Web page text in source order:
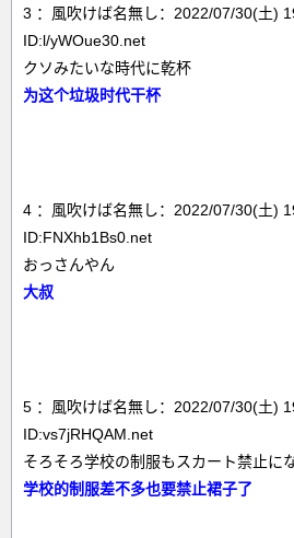
3 ：風吹けば名無し：2022/07/30(土)
ID:l/yWOue30.net
クソみたいな時代に乾杯
为这个垃圾时代干杯
4 ：風吹けば名無し：2022/07/30(土)
ID:FNXhb1Bs0.net
おっさんやん
大叔
5 ：風吹けば名無し：2022/07/30(土)
ID:vs7jRHQAM.net
そろそろ学校の制服もスカート禁止に
学校的制服差不多也要禁止裙子了